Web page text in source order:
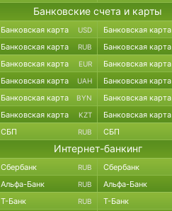
Банковские счета и карты
Банковская карта USD Банковская карта
Банковская карта RUB Банковская карта
Банковская карта EUR Банковская карта
Банковская карта UAH Банковская карта
Банковская карта BYN Банковская карта
Банковская карта KZT Банковская карта
СБП RUB СБП
Интернет-банкинг
Сбербанк RUB Сбербанк
Альфа-Банк RUB Альфа-Банк
Т-Банк RUB Т-Банк